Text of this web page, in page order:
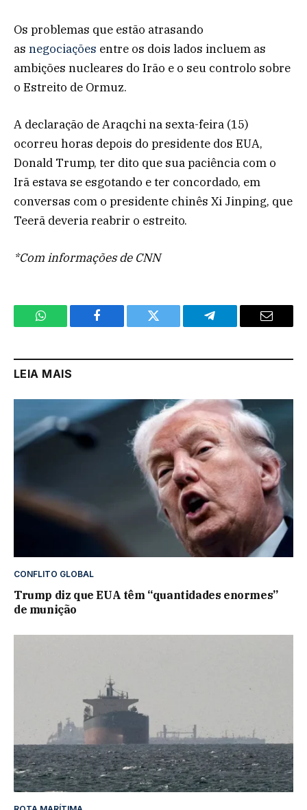
Os problemas que estão atrasando
as negociações entre os dois lados incluem as
ambições nucleares do Irão e o seu controlo sobre
o Estreito de Ormuz.
A declaração de Araqchi na sexta-feira (15)
ocorreu horas depois do presidente dos EUA,
Donald Trump, ter dito que sua paciência com o
Irã estava se esgotando e ter concordado, em
conversas com o presidente chinês Xi Jinping, que
Teerã deveria reabrir o estreito.
*Com informações de CNN
WhatsApp Facebook Twitter Telegram Email
LEIA MAIS
CONFLITO GLOBAL
Trump diz que EUA têm “quantidades enormes”
de munição